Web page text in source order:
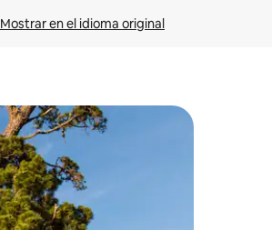
Mostrar en el idioma original